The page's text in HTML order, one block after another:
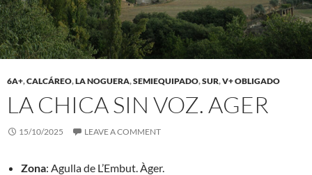
6A+,CALCÁREO,LA NOGUERA,SEMIEQUIPADO,SUR,V+ OBLIGADO
LA CHICA SIN VOZ. AGER
15/10/2025 LEAVE A COMMENT
Zona: Agulla de L’Embut. Àger.